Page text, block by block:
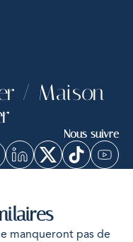
/ Maison
Nous suivre
manqueront pas de